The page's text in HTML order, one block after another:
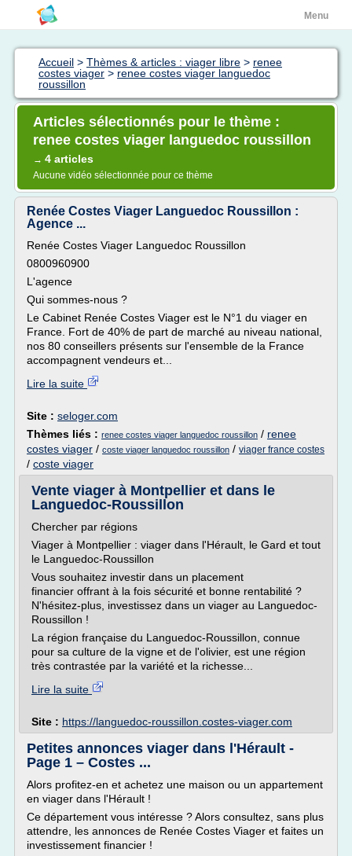
Menu
Accueil > Thèmes & articles : viager libre > renee
costes viager > renee costes viager languedoc
roussillon
Articles sélectionnés pour le thème :
renee costes viager languedoc roussillon
→ 4 articles
Aucune vidéo sélectionnée pour ce thème
Renée Costes Viager Languedoc Roussillon :
Agence ...
Renée Costes Viager Languedoc Roussillon
0800960900
L'agence
Qui sommes-nous ?
Le Cabinet Renée Costes Viager est le N°1 du viager en
France. Fort de 40% de part de marché au niveau national,
nos 80 conseillers présents sur l'ensemble de la France
accompagnent vendeurs et...
Lire la suite
Site : seloger.com
Thèmes liés : renee costes viager languedoc roussillon / renee
costes viager / coste viager languedoc roussillon / viager france costes
/ coste viager
Vente viager à Montpellier et dans le
Languedoc-Roussillon
Chercher par régions
Viager à Montpellier : viager dans l'Hérault, le Gard et tout
le Languedoc-Roussillon
Vous souhaitez investir dans un placement
financier offrant à la fois sécurité et bonne rentabilité ?
N'hésitez-plus, investissez dans un viager au Languedoc-
Roussillon !
La région française du Languedoc-Roussillon, connue
pour sa culture de la vigne et de l'olivier, est une région
très contrastée par la variété et la richesse...
Lire la suite
Site : https://languedoc-roussillon.costes-viager.com
Petites annonces viager dans l'Hérault -
Page 1 – Costes ...
Alors profitez-en et achetez une maison ou un appartement
en viager dans l'Hérault !
Ce département vous intéresse ? Alors consultez, sans plus
attendre, les annonces de Renée Costes Viager et faites un
investissement financier !